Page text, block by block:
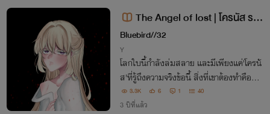
The Angel of lost | โครนัส ราช
าผู้หายสาปสูญ
Bluebird//32
Y
โลกใบนี้กำลังล่มสลาย และมีเพียงแค่'โครนั
ส'ที่รู้ถึงความจริงข้อนี้ สิ่งที่เขาต้องทำคือการ
ปกป้องโลกใบนี้ไว้ แม้ว่าจะต้องแลกกับสิ่งใด
ก็ตาม แต่กว่าจะรู้ตัว เขาก็กลายเป็นพระเจ้าที่
3.3K 6 1 40
3 ปีที่แล้ว